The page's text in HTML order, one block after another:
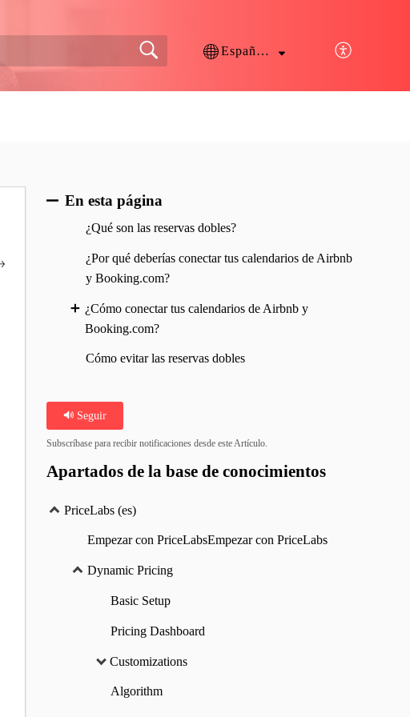
Español (España)
En esta página
¿Qué son las reservas dobles?
¿Por qué deberías conectar tus calendarios de Airbnb
y Booking.com?
¿Cómo conectar tus calendarios de Airbnb y
Booking.com?
Cómo evitar las reservas dobles
Seguir
Subscríbase para recibir notificaciones desde este Artículo.
Apartados de la base de conocimientos
PriceLabs (es)
Empezar con PriceLabsEmpezar con PriceLabs
Dynamic Pricing
Basic Setup
Pricing Dashboard
Customizations
Algorithm